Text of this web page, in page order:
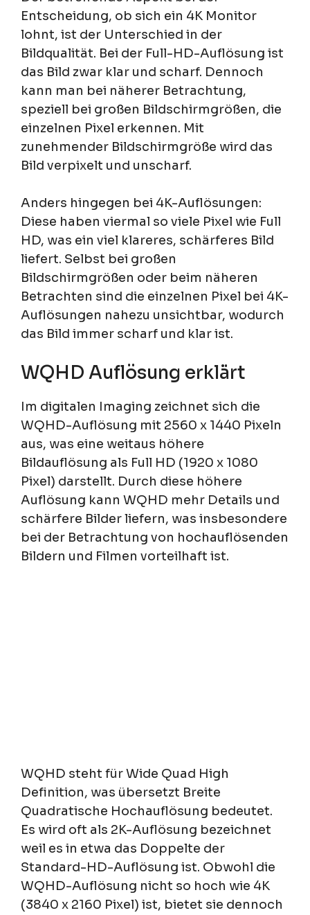
Entscheidung, ob sich ein 4K Monitor
lohnt, ist der Unterschied in der
Bildqualität. Bei der Full-HD-Auflösung ist
das Bild zwar klar und scharf. Dennoch
kann man bei näherer Betrachtung,
speziell bei großen Bildschirmgrößen, die
einzelnen Pixel erkennen. Mit
zunehmender Bildschirmgröße wird das
Bild verpixelt und unscharf.
Anders hingegen bei 4K-Auflösungen:
Diese haben viermal so viele Pixel wie Full
HD, was ein viel klareres, schärferes Bild
liefert. Selbst bei großen
Bildschirmgrößen oder beim näheren
Betrachten sind die einzelnen Pixel bei 4K-
Auflösungen nahezu unsichtbar, wodurch
das Bild immer scharf und klar ist.
WQHD Auflösung erklärt
Im digitalen Imaging zeichnet sich die
WQHD-Auflösung mit 2560 x 1440 Pixeln
aus, was eine weitaus höhere
Bildauflösung als Full HD (1920 x 1080
Pixel) darstellt. Durch diese höhere
Auflösung kann WQHD mehr Details und
schärfere Bilder liefern, was insbesondere
bei der Betrachtung von hochauflösenden
Bildern und Filmen vorteilhaft ist.
WQHD steht für Wide Quad High
Definition, was übersetzt Breite
Quadratische Hochauflösung bedeutet.
Es wird oft als 2K-Auflösung bezeichnet
weil es in etwa das Doppelte der
Standard-HD-Auflösung ist. Obwohl die
WQHD-Auflösung nicht so hoch wie 4K
(3840 x 2160 Pixel) ist, bietet sie dennoch